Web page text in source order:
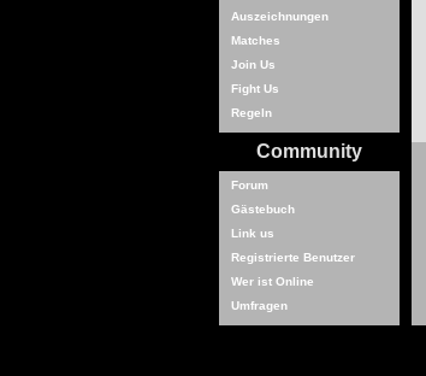
Auszeichnungen
Matches
Join Us
Fight Us
Regeln
Community
Forum
Gästebuch
Link us
Registrierte Benutzer
Wer ist Online
Umfragen